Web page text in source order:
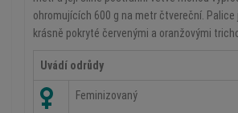
ohromujících 600 g na metr čtvereční. Palice
krásně pokryté červenými a oranžovými
Uvádí odrůdy
Feminizovaný